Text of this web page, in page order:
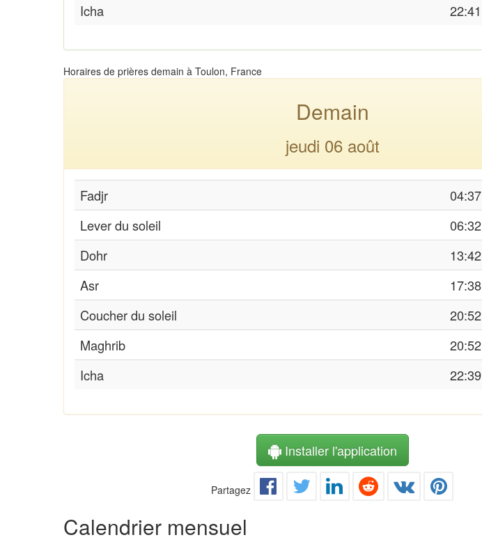
Icha
22:41
Horaires de prières demain à Toulon, France
Demain
jeudi 06 août
Fadjr
04:37
Lever du soleil
06:32
Dohr
13:42
Asr
17:38
Coucher du soleil
20:52
Maghrib
20:52
Icha
22:39
Installer l'application
Partagez
Calendrier mensuel